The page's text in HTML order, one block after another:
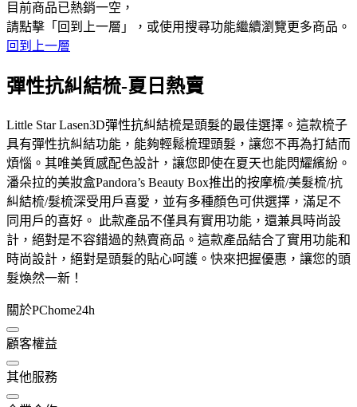
目前商品已熱銷一空，
請點擊「回到上一層」，或使用搜尋功能繼續瀏覽更多商品。
回到上一層
彈性抗糾結梳-夏日熱賣
Little Star Lasen3D彈性抗糾結梳是頭髮的最佳選擇。這款梳子
具有彈性抗糾結功能，能夠輕鬆梳理頭髮，讓您不再為打結而
煩惱。其唯美質感配色設計，讓您即使在夏天也能閃耀繽紛。
潘朵拉的美妝盒Pandora’s Beauty Box推出的按摩梳/美髮梳/抗
糾結梳/髮梳深受用戶喜愛，並有多種顏色可供選擇，滿足不
同用戶的喜好。 此款產品不僅具有實用功能，還兼具時尚設
計，絕對是不容錯過的熱賣商品。這款產品結合了實用功能和
時尚設計，絕對是頭髮的貼心呵護。快來把握優惠，讓您的頭
髮煥然一新！
關於PChome24h
顧客權益
其他服務